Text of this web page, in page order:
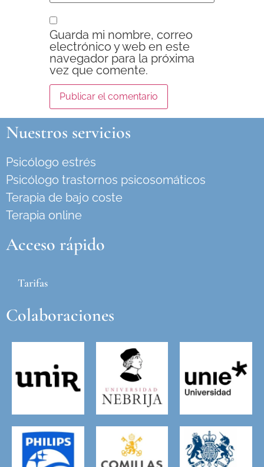
Guarda mi nombre, correo
electrónico y web en este
navegador para la próxima
vez que comente.
Nuestros servicios
Psicólogo estrés
Psicólogo trastornos psicosomáticos
Terapia de bajo coste
Terapia online
Acceso rápido
Tarifas
Colaboraciones